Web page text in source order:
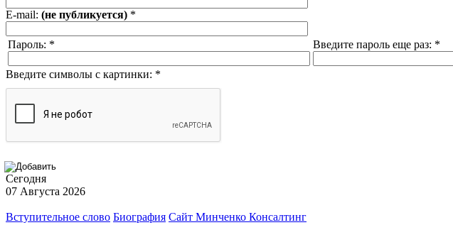
E-mail: (не публикуется) *
Пароль: * Введите пароль еще раз: *
Введите символы с картинки: *
Сегодня
07 Августа 2026
Вступительное слово Биография Сайт Минченко Консалтинг